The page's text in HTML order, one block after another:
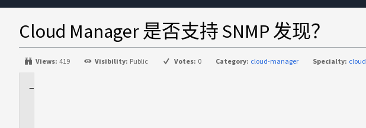
Cloud Manager 是否支持 SNMP 发现？
Views: 419 Visibility: Public Votes: 0 Category: cloud-manager Specialty: cloud